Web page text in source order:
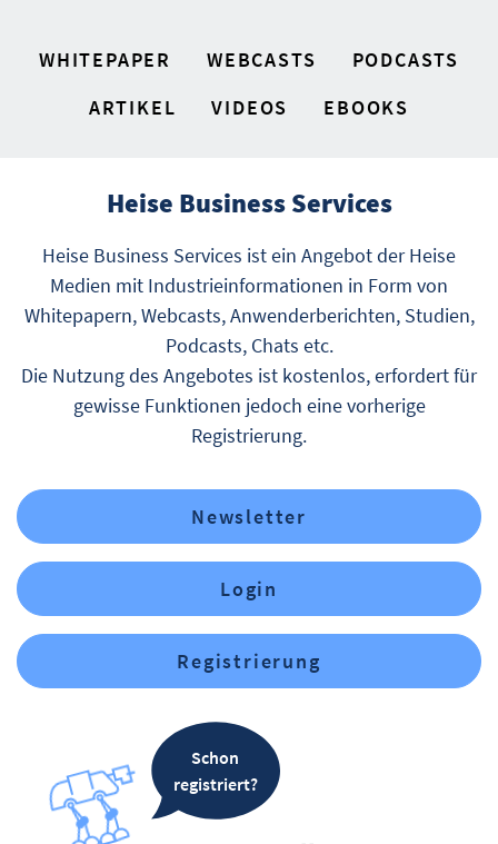
WHITEPAPER WEBCASTS
PODCASTS
ARTIKEL
VIDEOS EBOOKS
Heise Business Services
Heise Business Services ist ein Angebot der Heise
Medien mit Industrieinformationen in Form von
Whitepapern, Webcasts, Anwenderberichten, Studien,
Podcasts, Chats etc.
Die Nutzung des Angebotes ist kostenlos, erfordert für
gewisse Funktionen jedoch eine vorherige
Registrierung.
Newsletter
Login
Registrierung
Schon
registriert?